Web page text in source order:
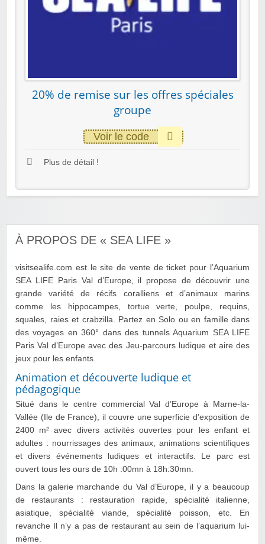
20% de remise sur les offres spéciales
groupe
Voir le code
Plus de détail !
À PROPOS DE « SEA LIFE »
visitsealife.com est le site de vente de ticket pour l’Aquarium
SEA LIFE Paris Val d’Europe, il propose de découvrir une
grande variété de récifs coralliens et d’animaux marins
comme les hippocampes, tortue verte, poulpe, requins,
squales, raies et crabzilla. Partez en Solo ou en famille dans
des voyages en 360° dans des tunnels Aquarium SEA LIFE
Paris Val d’Europe avec des Jeu-parcours ludique et aire des
jeux pour les enfants.
Animation et découverte ludique et
pédagogique
Situé dans le centre commercial Val d’Europe à Marne-la-
Vallée (Ile de France), il couvre une superficie d’exposition de
2400 m² avec divers activités ouvertes pour les enfant et
adultes : nourrissages des animaux, animations scientifiques
et divers événements ludiques et interactifs. Le parc est
ouvert tous les ours de 10h :00mn à 18h:30mn.
Dans la galerie marchande du Val d’Europe, il y a beaucoup
de restaurants : restauration rapide, spécialité italienne,
asiatique, spécialité viande, spécialité poisson, etc. En
revanche Il n’y a pas de restaurant au sein de l’aquarium lui-
même.